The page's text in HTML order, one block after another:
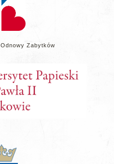
Zabytków